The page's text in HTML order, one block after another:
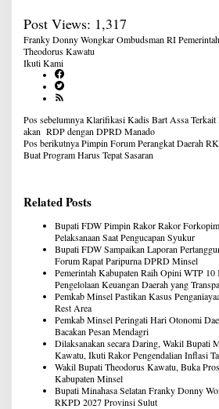
Post Views: 1,317
Franky Donny WongkarOmbudsman RI
Theodorus Kawatu
Ikuti Kami
Navigasi
pos
Pos sebelumnyaKlarifikasi Kadis Bart Assa Terkait
akan RDP dengan DPRD Manado
Pos berikutnyaPimpin Forum Perangkat Daerah
Buat Program Harus Tepat Sasaran
Related Posts
Bupati FDW Pimpin Rakor Rakor
Pelaksanaan Saat Pengucapan Syukur
Bupati FDW Sampaikan Laporan
Forum Rapat Paripurna DPRD Minsel
Pemerintah Kabupaten Raih Opini WTP
Pengelolaan Keuangan Daerah yang
Pemkab Minsel Pastikan Kasus
Rest Area
Pemkab Minsel Peringati Hari Otonomi
Bacakan Pesan Mendagri
Dilaksanakan secara Daring, Wakil Bupati
Kawatu, Ikuti Rakor Pengendalian Inflasi
Wakil Bupati Theodorus Kawatu, Buka
Kabupaten Minsel
Bupati Minahasa Selatan Franky Donny
RKPD 2027 Provinsi Sulut